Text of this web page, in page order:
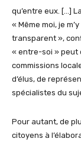
qu’entre eux. […]
« Même moi, je
transparent »,
« entre-soi » peut
commissions
d’élus, de
spécialistes du
Pour autant, de
citoyens à